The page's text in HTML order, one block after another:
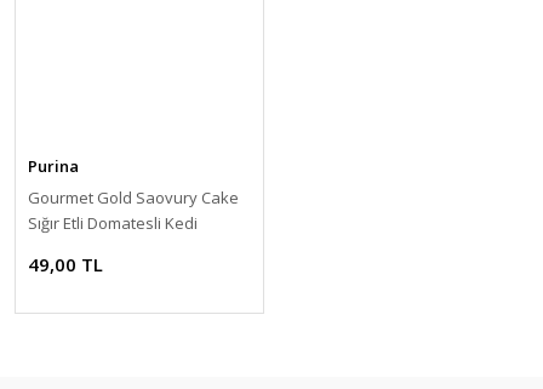
Purina
Gourmet Gold Saovury Cake
Sığır Etli Domatesli Kedi
49,00 TL